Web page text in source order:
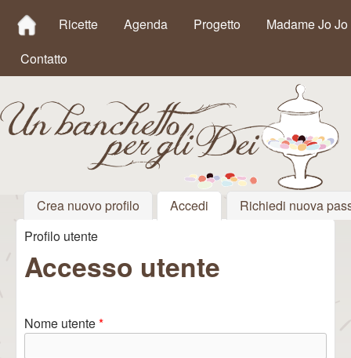
MAIN MENU
Ricette Agenda Progetto
Madame Jo Jo
Contatto
Un
Banchetto
Crea nuovo profilo Accedi (scheda attiva)
Richiedi nuova
Tu sei qui
Profilo utente
Accesso utente
Nome utente*